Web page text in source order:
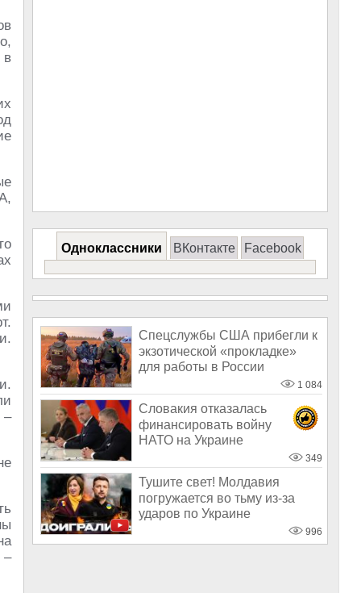
в
–
–
Одноклассники ВКонтакте Facebook
Спецслужбы США прибегли к
экзотической «прокладке»
для работы в России
1 084
Словакия отказалась
финансировать войну
НАТО на Украине
349
Тушите свет! Молдавия
погружается во тьму из-за
ударов по Украине
996